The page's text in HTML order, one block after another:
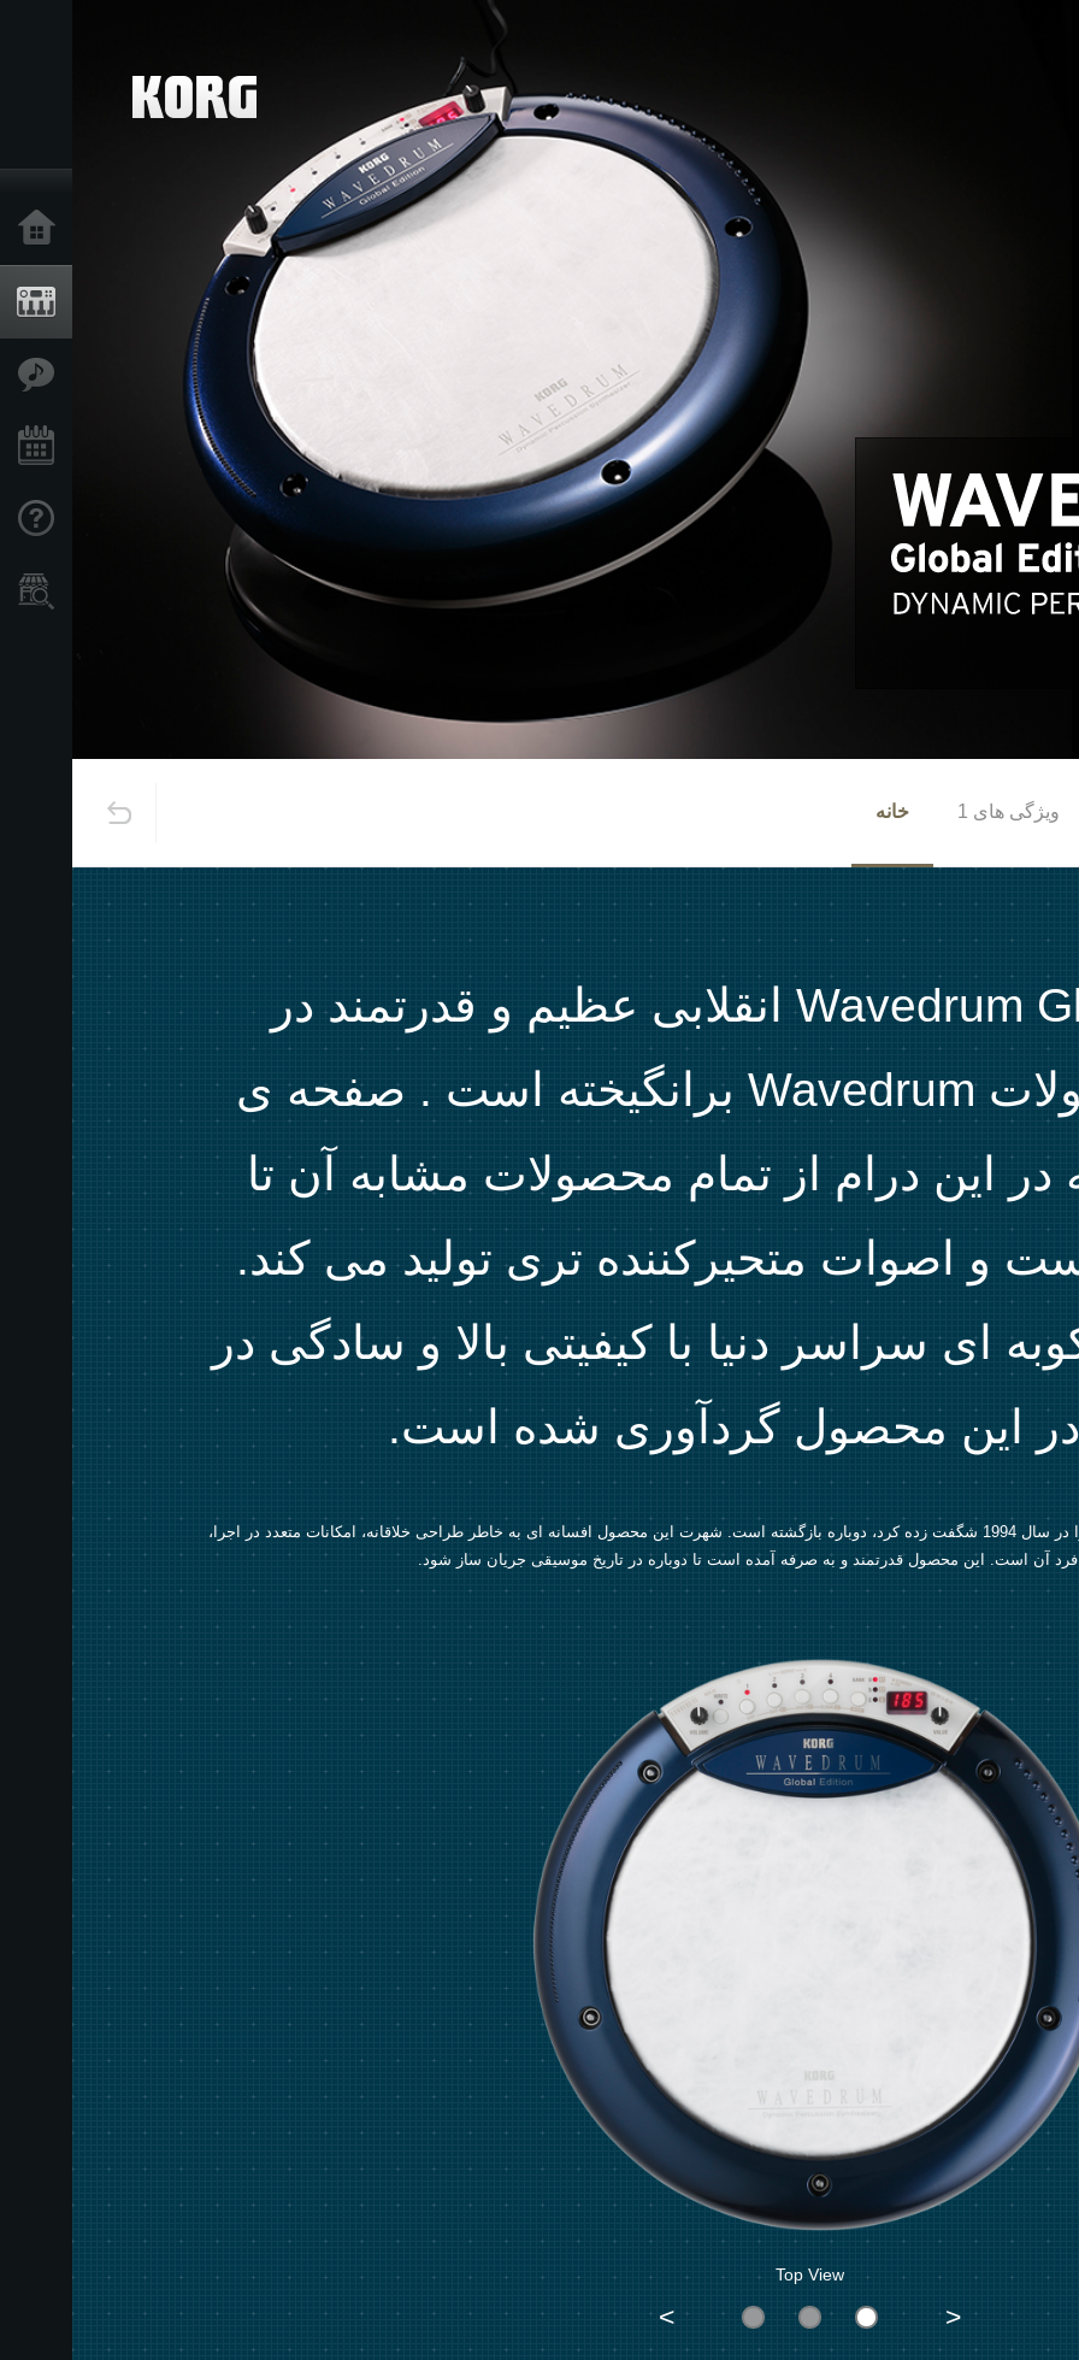
خانه
محصولات
ویژگی ها
رویدادها
نمایندگی ها
خانه ویژگی های 1
نسخه ی Wavedrum Global انقلابی عظیم و قدرتمند در
خانواده ی محصولات Wavedrum برانگیخته است . صفحه ی
در این درام از تمام محصولات مشابه آن تا
و اصوات متحیرکننده تری تولید می کند.
ای سراسر دنیا با کیفیتی بالا و سادگی در
در این محصول گردآوری شده است.
Wavedrum، این محصول Korg که جهان موسیقی را در سال 1994 شگفت زده کرد، دوباره بازگشته است. شهرت این محصول افسانه ای به خاطر طراحی خلاقانه، امکانات متعدد در اجرا،
آن است. این محصول قدرتمند و به صرفه آمده است تا دوباره در تاریخ موسیقی جریان ساز شود.
Top View
<
>